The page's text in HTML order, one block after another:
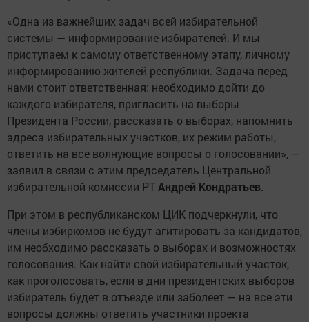
«Одна из важнейших задач всей избирательной
системы — информирование избирателей. И мы
приступаем к самому ответственному этапу, личному
информированию жителей республики. Задача перед
нами стоит ответственная: необходимо дойти до
каждого избирателя, пригласить на выборы
Президента России, рассказать о выборах, напомнить
адреса избирательных участков, их режим работы,
ответить на все волнующие вопросы о голосовании», —
заявил в связи с этим председатель Центральной
избирательной комиссии РТАндрей Кондратьев.
При этом в республиканском ЦИК подчеркнули, что
члены избиркомов не будут агитировать за кандидатов,
им необходимо рассказать о выборах и возможностях
голосования. Как найти свой избирательный участок,
как проголосовать, если в дни президентских выборов
избиратель будет в отъезде или заболеет — на все эти
вопросы должны ответить участники проекта